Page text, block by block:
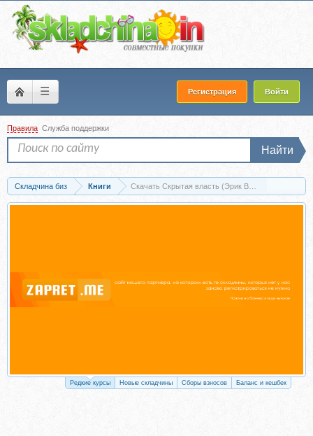
☰ Регистрация Войти
Правила Служба поддержки
Найти
Складчина биз Книги Скачать Скрытая власть (Эрик Вейнер)
Редкие курсы Новые складчины Сборы взносов Баланс и кешбек